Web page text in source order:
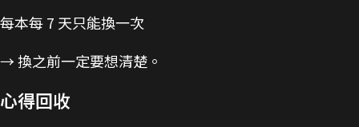
每本每 7 天只能換一次
→ 換之前一定要想清楚。
心得回收